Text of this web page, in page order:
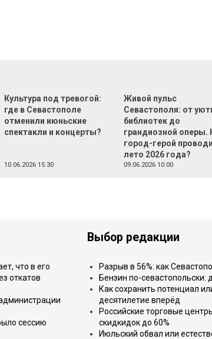
Культура под тревогой:
где в Севастополе
отменили июньские
спектакли и концерты?
10.06.2026 15:30
Живой пульс
Севастополя: от
библиотек до
грандиозной оперы.
город-герой
лето 2026 года?
09.06.2026 10:00
что в его
откатов
сессию
Выбор редакции
Разрыв в 56%: как
Бензин по-севастопольски:
Как сохранить потенциал
десятилетие вперёд
Российские торговые
скидкидок до 60%
Июльский обвал или